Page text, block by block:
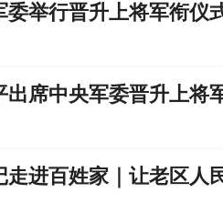
委举行晋升上将军衔仪
出席中央军委晋升上将
走进百姓家｜让老区人